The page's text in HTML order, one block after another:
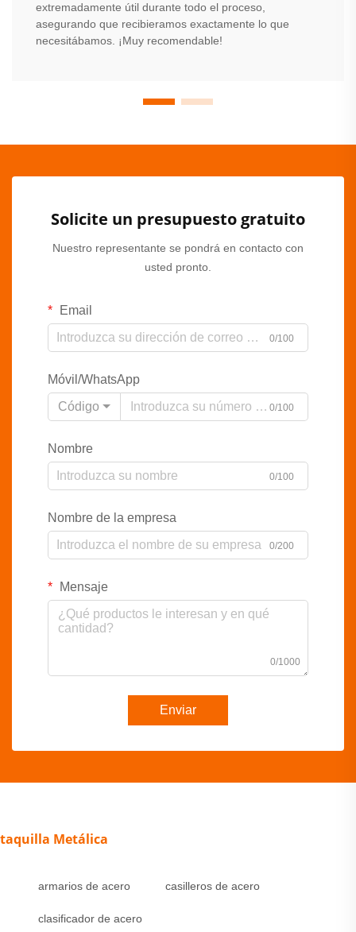
extremadamente útil durante todo el proceso,
asegurando que recibieramos exactamente lo que
necesitábamos. ¡Muy recomendable!
Solicite un presupuesto gratuito
Nuestro representante se pondrá en contacto con
usted pronto.
Email
0/100
Móvil/WhatsApp
Código
0/100
Nombre
0/100
Nombre de la empresa
0/200
Mensaje
0/1000
Enviar
taquilla Metálica
armarios de acero casilleros de acero
clasificador de acero